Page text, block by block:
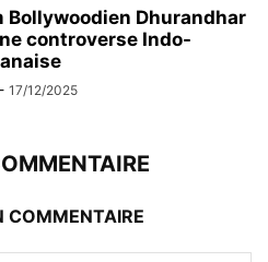
Bollywoodien Dhurandhar
controverse Indo-
- 17/12/2025
COMMENTAIRE